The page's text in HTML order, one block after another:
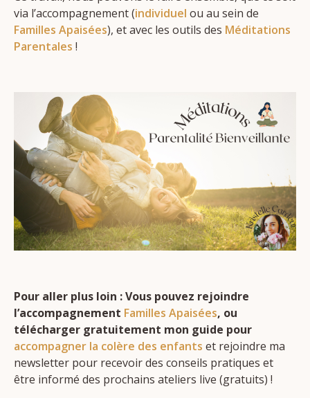
via l’accompagnement (individuel ou au sein de
Familles Apaisées), et avec les outils des Méditations
Parentales !
Pour aller plus loin : Vous pouvez rejoindre
l’accompagnement Familles Apaisées, ou
télécharger gratuitement mon guide pour
accompagner la colère des enfants et rejoindre ma
newsletter pour recevoir des conseils pratiques et
être informé des prochains ateliers live (gratuits) !